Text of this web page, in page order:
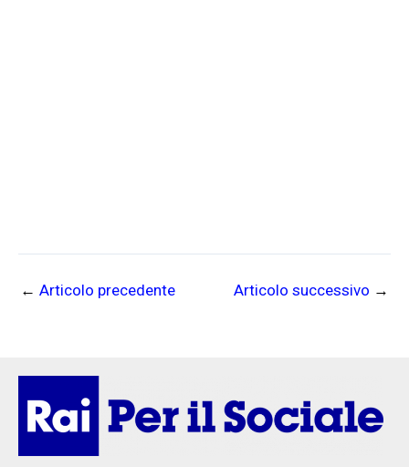
← Articolo precedente Articolo successivo →